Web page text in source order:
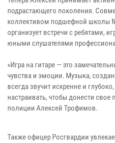
подрастающего поколения.
коллективом подшефной школы
организует встречи с ребятами,
юными слушателями
«Игра на гитаре — это
чувства и эмоции. Музыка,
всегда звучит искренне и
настраивать, чтобы донести
полиции Алексей Трофимов.
Также офицер Росгвардии